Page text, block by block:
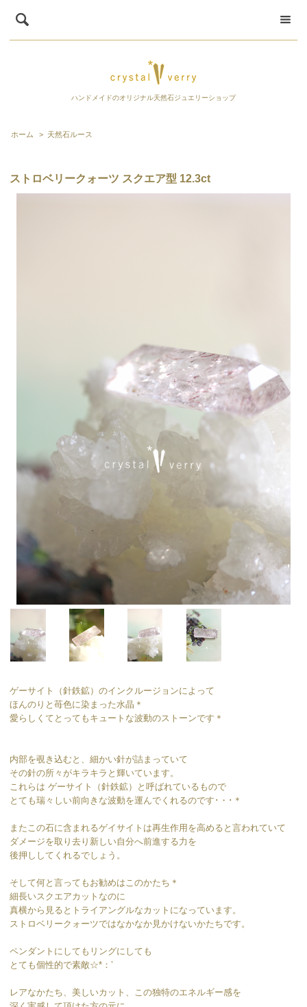
ハンドメイドのオリジナル天然石ジュエリーショップ
ホーム > 天然石ルース
ストロベリークォーツ スクエア型 12.3ct
ゲーサイト（針鉄鉱）のインクルージョンによって
ほんのりと苺色に染まった水晶＊
愛らしくてとってもキュートな波動のストーンです＊
内部を覗き込むと、細かい針が詰まっていて
その針の所々がキラキラと輝いています。
これらは ゲーサイト（針鉄鉱）と呼ばれているもので
とても瑞々しい前向きな波動を運んでくれるのです･・･＊
またこの石に含まれるゲイサイトは再生作用を高めると言われていて
ダメージを取り去り新しい自分へ前進する力を
後押ししてくれるでしょう。
そして何と言ってもお勧めはこのかたち＊
細長いスクエアカットなのに
真横から見るとトライアングルなカットになっています。
ストロベリークォーツではなかなか見かけないかたちです。
ペンダントにしてもリングにしても
とても個性的で素敵☆*：’
レアなかたち、美しいカット、この独特のエネルギー感を